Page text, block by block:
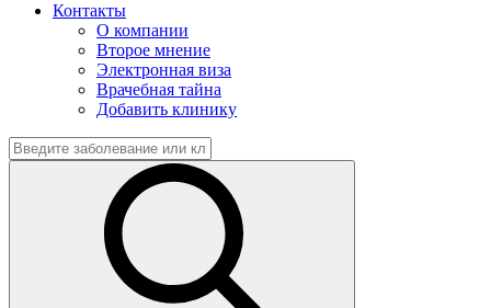
Контакты
О компании
Второе мнение
Электронная виза
Врачебная тайна
Добавить клинику